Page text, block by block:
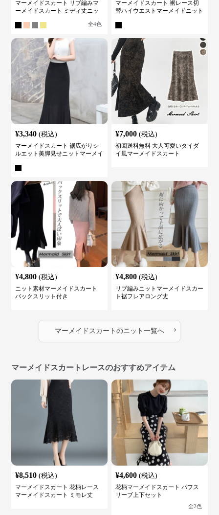
マーメイドスカート リブ編みマ
ーメイドスカート ミディ丈ニッ
全4色
マーメイドスカート 裾レース切
替ハイウエストマーメイドニット
¥3,340 (税込)
マーメイドスカート 裾広がりシ
ルエット美脚見せニットマーメイ
¥7,000 (税込)
初回送料無料 大人可愛いタイダ
イ風マーメイドスカート
¥4,800 (税込)
ニット素材マーメイドスカート
バックスリット付き
¥4,800 (税込)
リブ編みニットマーメイドスカー
ト裾フレアロング丈
マーメイドスカート のニット 一覧へ ›
マーメイドスカートレースのおすすめアイテム
¥8,510 (税込)
マーメイドスカート 花柄レース
マーメイドスカート ミモレ丈
¥4,600 (税込)
花柄マーメイドスカート パフス
リーブ上下セット
全2色